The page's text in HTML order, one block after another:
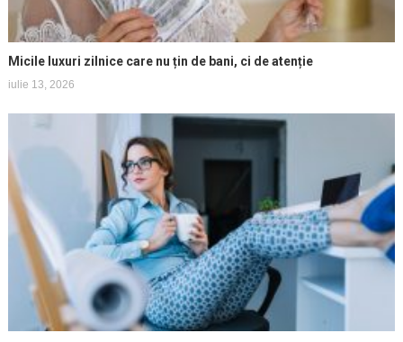
Micile luxuri zilnice care nu țin de bani, ci de atenție
iulie 13, 2026